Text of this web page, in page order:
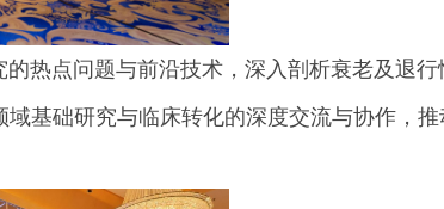
热点问题与前沿技术，深入剖析衰老及退
基础研究与临床转化的深度交流与协作，